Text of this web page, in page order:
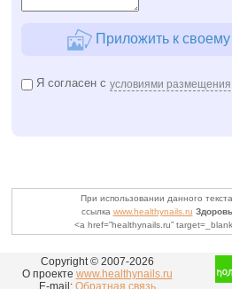
Приложить к своему
Я согласен с условиями размещения
При использовании данного
ссылка www.healthynails.ru
<a href=”healthynails.ru”
Copyright © 2007-2026
О проекте www.healthynails.ru
E-mail: Обратная связь